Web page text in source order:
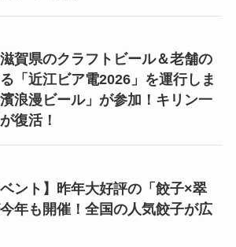
賀県のクラフトビール＆老舗の
「近江ビア電2026」を運行しま
浪漫ビール」が参加！キリン一
復活！
ベント】昨年大好評の「餃子×翠
年も開催！全国の人気餃子が広